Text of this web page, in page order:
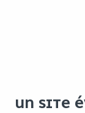
UN SITE